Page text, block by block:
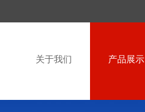
关于我们 产品展示